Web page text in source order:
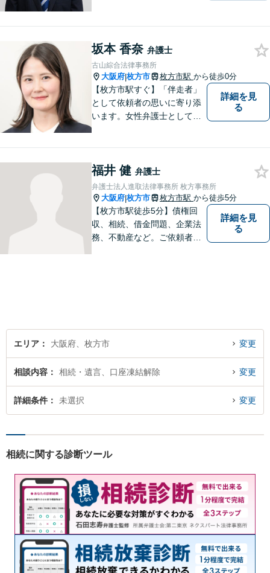
めのお手伝いをしています。
坂本 香奈 弁護士
古山綜合法律事務所
大阪府|枚方市 枚方市駅 から徒歩0分
【枚方市駅すぐ】「伴走者」
として依頼者の思いに寄り添
います。女性弁護士としての
あればどうぞ気軽にお声がけ
ください。【オンライン・電
話相談可】【完全個室・防音
対応】
詳細を見
る
福井 健 弁護士
弁護士法人進取法律事務所 枚方事務所
大阪府|枚方市 枚方市駅 から徒歩5分
【枚方市駅徒歩5分】債権回
収、相続、借金問題、企業法
務、不動産など。ご依頼者さ
です。
詳細を見
る
エリア 大阪府、枚方市 変更
相談内容 相続・遺言、口座凍結解除 変更
詳細条件 未選択 変更
相続に関する診断ツール